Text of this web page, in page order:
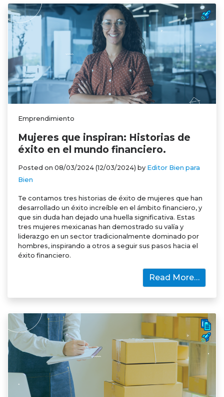
Emprendimiento
Mujeres que inspiran: Historias de
éxito en el mundo financiero.
Posted on 08/03/2024 (12/03/2024) by Editor Bien para
Bien
Te contamos tres historias de éxito de mujeres que han
desarrollado un éxito increíble en el ámbito financiero, y
que sin duda han dejado una huella significativa. Estas
tres mujeres mexicanas han demostrado su valía y
liderazgo en un sector tradicionalmente dominado por
hombres, inspirando a otros a seguir sus pasos hacia el
éxito financiero.
Read More…